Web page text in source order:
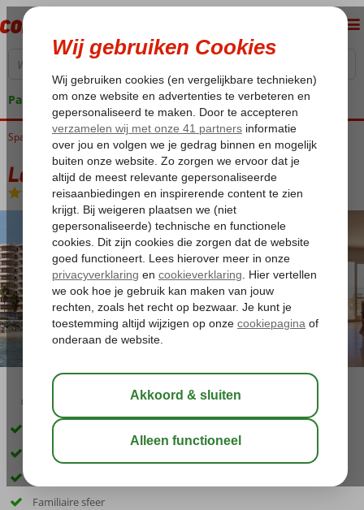
Pakketgarantie
Home
Spanje Costa del Sol Fuengirola La Jabega Apartments
La Jabega Apartments
Logies-Appartement
03:00 aug 31°C
Al jarenlang dé bestseller!
Prachtig zandstrand voor de deur
Familiaire sfeer